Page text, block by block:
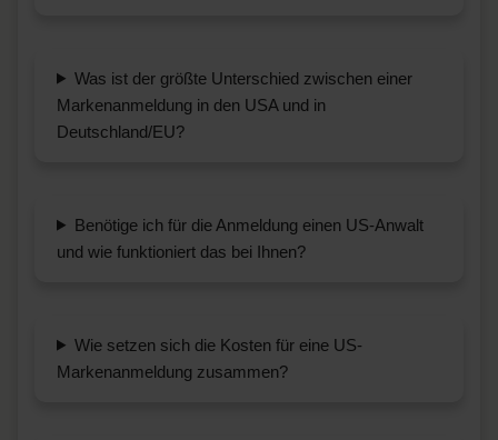
Was ist der größte Unterschied zwischen einer
Markenanmeldung in den USA und in
Deutschland/EU?
Benötige ich für die Anmeldung einen US-Anwalt
und wie funktioniert das bei Ihnen?
Wie setzen sich die Kosten für eine US-
Markenanmeldung zusammen?